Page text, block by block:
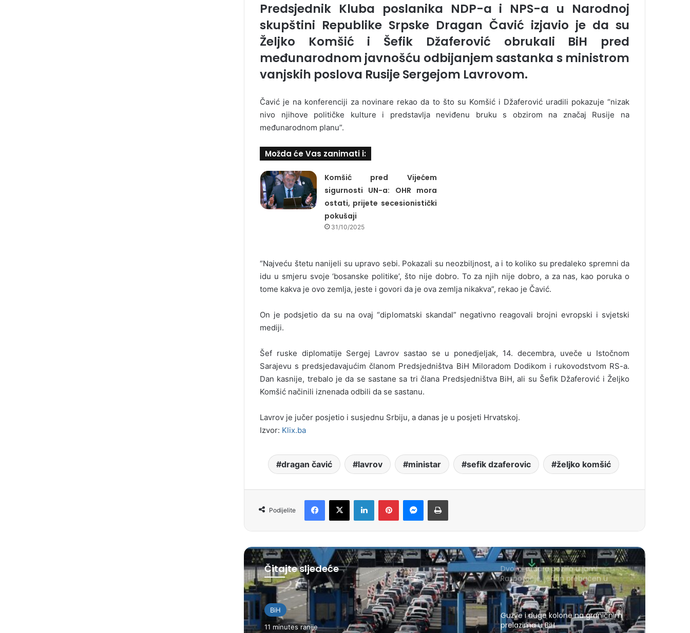
Predsjednik Kluba poslanika NDP-a i NPS-a u Narodnoj
skupštini Republike Srpske Dragan Čavić izjavio je da su
Željko Komšić i Šefik Džaferović obrukali BiH pred
međunarodnom javnošću odbijanjem sastanka s ministrom
vanjskih poslova Rusije Sergejom Lavrovom.
Čavić je na konferenciji za novinare rekao da to što su Komšić i Džaferović uradili pokazuje “nizak
nivo njihove političke kulture i predstavlja neviđenu bruku s obzirom na značaj Rusije na
međunarodnom planu”.
Možda će Vas zanimati i:
Komšić pred Vijećem
sigurnosti UN-a: OHR mora
ostati, prijete secesionistički
pokušaji
31/10/2025
“Najveću štetu nanijeli su upravo sebi. Pokazali su neozbiljnost, a i to koliko su predaleko spremni da
idu u smjeru svoje ‘bosanske politike’, što nije dobro. To za njih nije dobro, a za nas, kao poruka o
tome kakva je ovo zemlja, jeste i govori da je ova zemlja nikakva”, rekao je Čavić.
On je podsjetio da su na ovaj “diplomatski skandal” negativno reagovali brojni evropski i svjetski
mediji.
Šef ruske diplomatije Sergej Lavrov sastao se u ponedjeljak, 14. decembra, uveče u Istočnom
Sarajevu s predsjedavajućim članom Predsjedništva BiH Miloradom Dodikom i rukovodstvom RS-a.
Dan kasnije, trebalo je da se sastane sa tri člana Predsjedništva BiH, ali su Šefik Džaferović i Željko
Komšić načinili iznenada odbili da se sastanu.
Lavrov je jučer posjetio i susjednu Srbiju, a danas je u posjeti Hrvatskoj.
Izvor: Klix.ba
dragan čavić lavrov ministar sefik dzaferovic željko komšić
Podijelite
Čitajte sljedeće
BiH
11 minutes ranije
Dvojici rudara pozlilo u jami
Raspotočje, jedan prebačen u
bolnicu
Gužve i duge kolone na graničnim
prelazima u BiH